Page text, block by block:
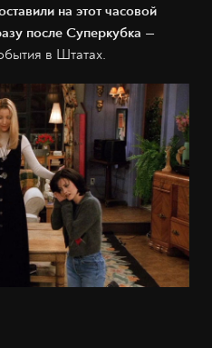
на этот часовой
после Суперкубка —
в Штатах.